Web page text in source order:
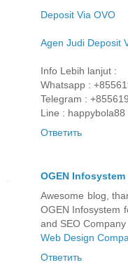
Deposit Via OVO
Agen Judi Deposit
Info Lebih lanjut :
Whatsapp :
Telegram :
Line : happybola88
Ответить
OGEN
Awesome blog,
OGEN Infosystem
and SEO Company
Web Design
Ответить